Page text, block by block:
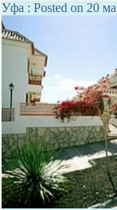
Уфа : Posted on 20